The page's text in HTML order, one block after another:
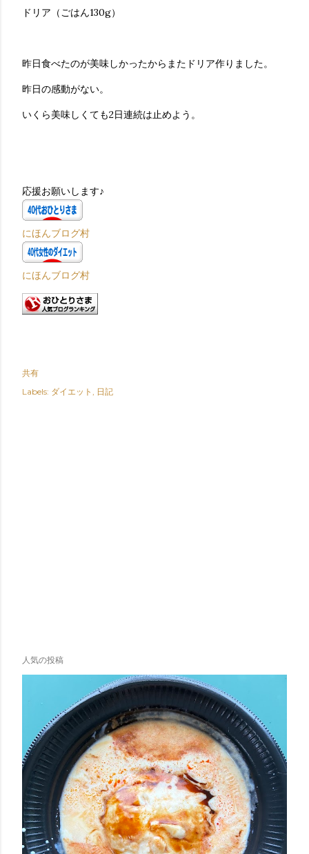
ドリア（ごはん130g）
昨日食べたのが美味しかったからまたドリア作りました。
昨日の感動がない。
いくら美味しくても2日連続は止めよう。
応援お願いします♪
にほんブログ村
にほんブログ村
共有
Labels: ダイエット 日記
人気の投稿